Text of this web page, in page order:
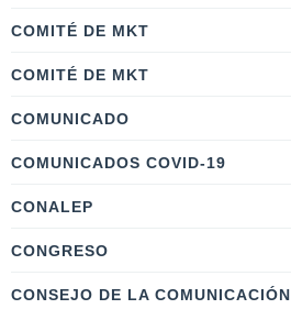
COMITÉ DE MKT
COMITÉ DE MKT
COMUNICADO
COMUNICADOS COVID-19
CONALEP
CONGRESO
CONSEJO DE LA COMUNICACIÓN